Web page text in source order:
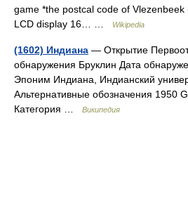
game *the postcal code of
LCD display 16… …
Wikipedia
(1602) Индиана — Открытие
обнаружения Бруклин Дата
Эпоним Индиана, Индианский
Альтернативные обозначения 1950
Категория …
Википедия